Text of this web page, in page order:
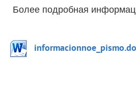
Более подробная